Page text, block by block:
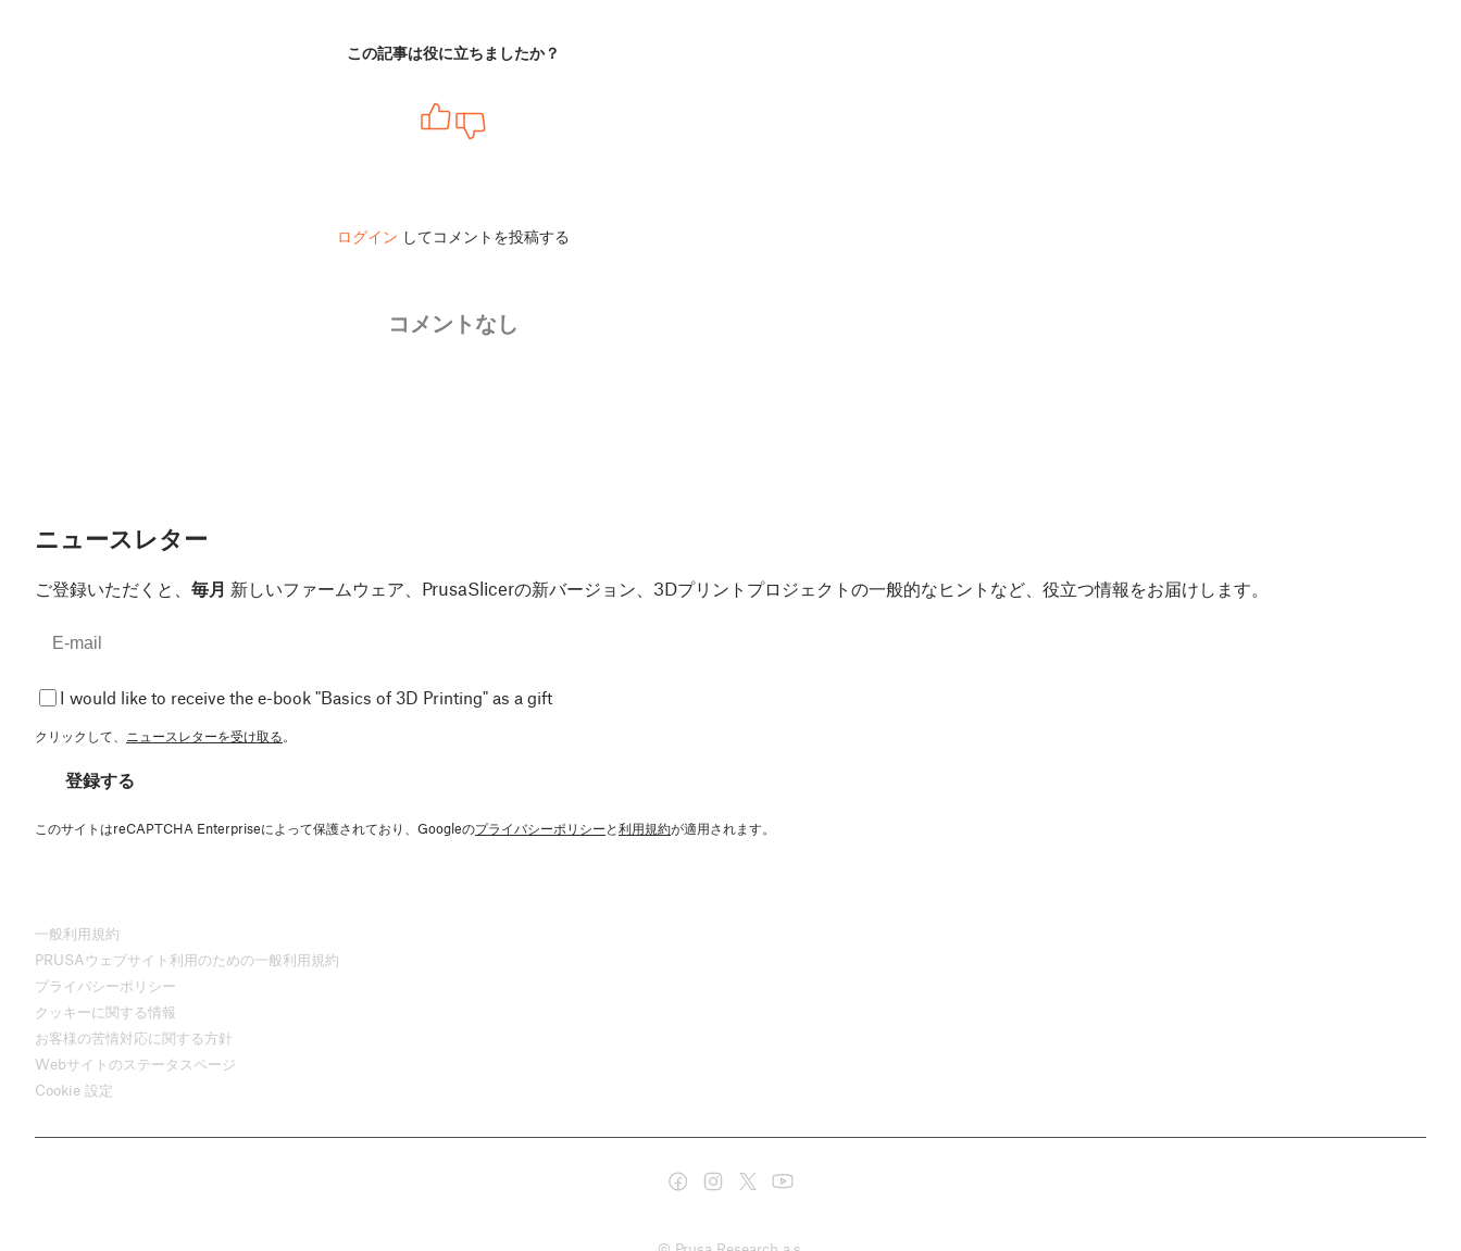
この記事は役に立ちましたか？
ログイン してコメントを投稿する
コメントなし
ニュースレター
ご登録いただくと、 毎月 新しいファームウェア、PrusaSlicerの新バージョン、3Dプリントプロジェクトの一般的なヒントなど、役立つ情報をお届けします。
I would like to receive the e-book "Basics of 3D Printing" as a gift
クリックして、 ニュースレターを受け取る。
登録する
このサイトはreCAPTCHA Enterpriseによって保護されており、Googleのプライバシーポリシーと利用規約が適用されます。
一般利用規約
PRUSAウェブサイト利用のための一般利用規約
プライバシーポリシー
クッキーに関する情報
お客様の苦情対応に関する方針
Webサイトのステータスページ
Cookie 設定